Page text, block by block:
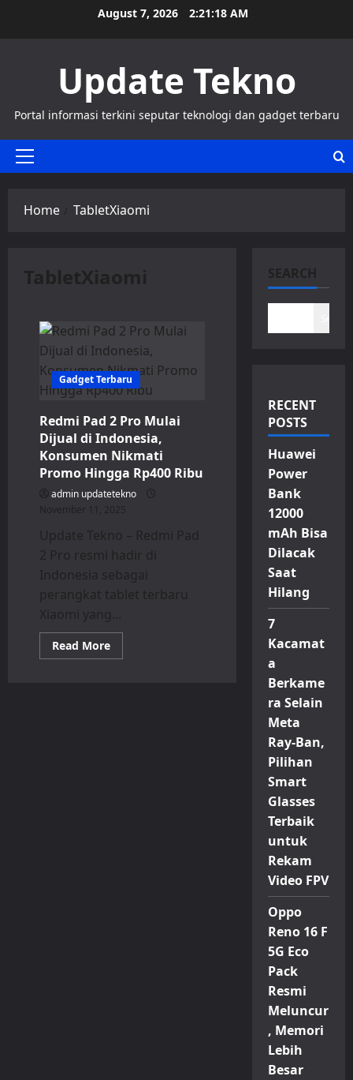
August 7, 2026 2:21:18 AM
Update Tekno
Portal informasi terkini seputar teknologi dan gadget terbaru
Primary
Home TabletXiaomi
TabletXiaomi
Gadget Terbaru
Redmi Pad 2 Pro Mulai
Dijual di Indonesia,
Konsumen Nikmati
Promo Hingga Rp400 Ribu
admin updatetekno
November 11, 2025
Update Tekno – Redmi Pad
2 Pro resmi hadir di
Indonesia sebagai
perangkat tablet terbaru
Xiaomi yang...
Read MoreRead
more
SEARCH
RECENT
POSTS
Huawei
Power
Bank
12000
mAh Bisa
Dilacak
Saat
Hilang
7
Kacamat
a
Berkame
ra Selain
Meta
Ray-Ban,
Pilihan
Smart
Glasses
Terbaik
untuk
Rekam
Video FPV
Oppo
Reno 16 F
5G Eco
Pack
Resmi
Meluncur
, Memori
Lebih
Besar